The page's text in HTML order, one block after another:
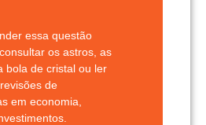
essa questão
os astros, as
bola de cristal ou ler
de
em economia,